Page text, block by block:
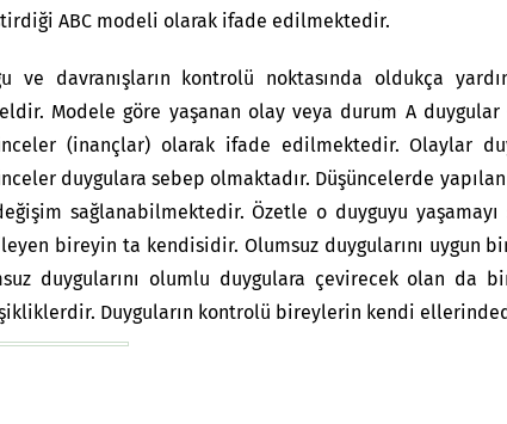
ABC modeli olarak ifade edilmektedir.
ve davranışların kontrolü noktasında oldukça
Modele göre yaşanan olay veya durum A
(inançlar) olarak ifade edilmektedir. Olaylar
duygulara sebep olmaktadır. Düşüncelerde
sağlanabilmektedir. Özetle o duyguyu yaşamayı
bireyin ta kendisidir. Olumsuz duygularını uygun
duygularını olumlu duygulara çevirecek olan da
Duyguların kontrolü bireylerin kendi